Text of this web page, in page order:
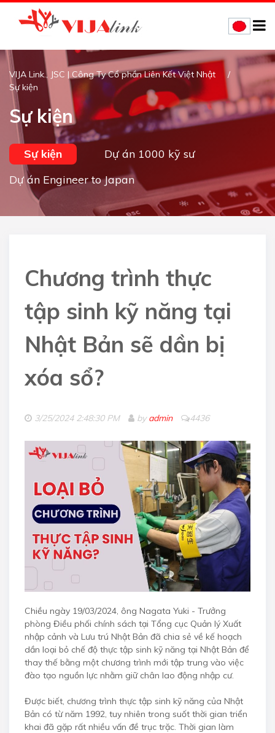
VIJA Link., JSC | Công Ty Cổ phần Liên Kết Việt Nhật
Sự kiện
Sự kiện
Sự kiện
Dự án 1000 kỹ sư
Dự án Engineer to Japan
Chương trình thực
tập sinh kỹ năng tại
Nhật Bản sẽ dần bị
xóa sổ?
3/25/2024 2:48:30 PM byadmin 4436
Chiều ngày 19/03/2024, ông Nagata Yuki - Trưởng
phòng Điều phối chính sách tại Tổng cục Quản lý Xuất
nhập cảnh và Lưu trú Nhật Bản đã chia sẻ về kế hoạch
dần loại bỏ chế độ thực tập sinh kỹ năng tại Nhật Bản để
thay thế bằng một chương trình mới tập trung vào việc
đào tạo nguồn lực nhằm giữ chân lao động nhập cư.
Được biết, chương trình thực tập sinh kỹ năng của Nhật
Bản có từ năm 1992, tuy nhiên trong suốt thời gian triển
khai đã gặp rất nhiều vấn đề trục trặc. Thời gian làm